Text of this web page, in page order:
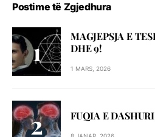
Postime të Zgjedhura
MAGJEPSJA E
DHE 9!
1 MARS, 2026
FUQIA E